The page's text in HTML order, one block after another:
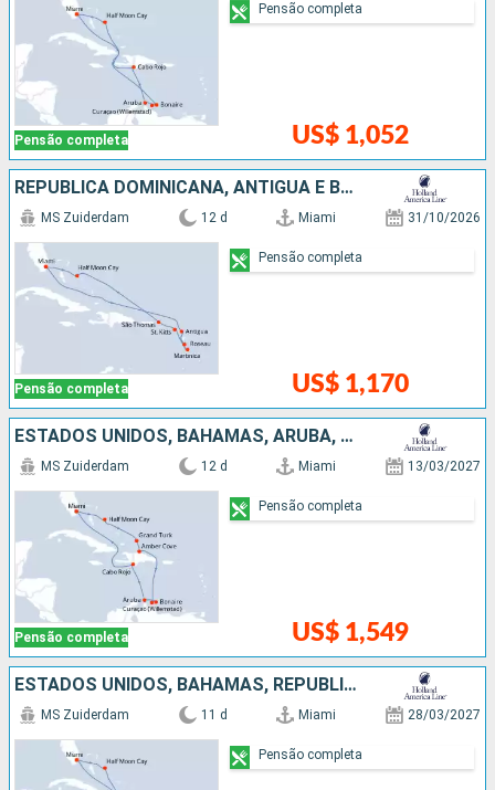
Pensão completa US$ 1,052
Pensão completa
REPUBLICA DOMINICANA, ANTIGUA E BARBUDA, BAHAMAS, ESTADOS UNIDOS
Pensão completa
MS Zuiderdam 12 d Miami 31/10/2026
US$ 1,170
Pensão completa
ESTADOS UNIDOS, BAHAMAS, ARUBA, REPUBLICA DOMINICANA
Pensão completa
MS Zuiderdam 12 d Miami 13/03/2027
US$ 1,549
Pensão completa
ESTADOS UNIDOS, BAHAMAS, REPUBLICA DOMINICANA, ARUBA
MS Zuiderdam 11 d Miami 28/03/2027
Pensão completa